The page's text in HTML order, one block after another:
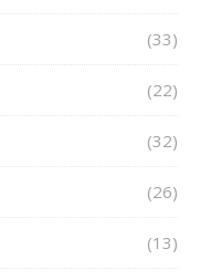
(33)
(22)
(32)
(26)
(13)